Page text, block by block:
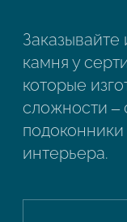
Заказывайте
камня у
которые
сложности –
интерьера.